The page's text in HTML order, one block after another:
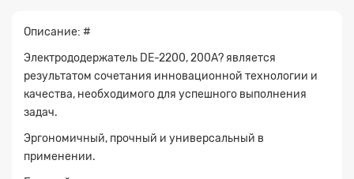
Описание: #
Электрододержатель DE-2200, 200А? является
результатом сочетания инновационной технологии и
качества, необходимого для успешного выполнения
задач.
Эргономичный, прочный и универсальный в
применении.